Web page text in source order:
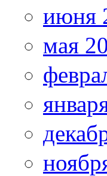
июня
мая